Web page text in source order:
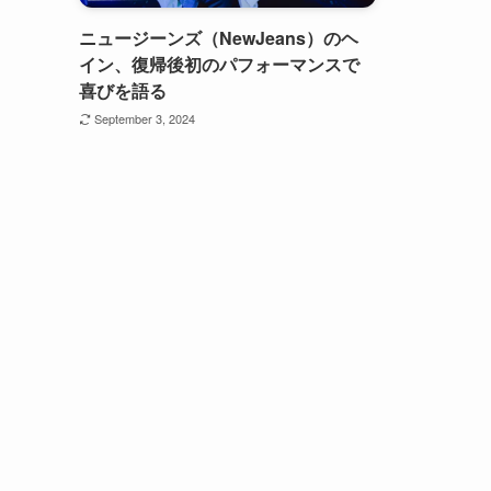
ニュージーンズ（NewJeans）のヘ
イン、復帰後初のパフォーマンスで
喜びを語る
September 3, 2024